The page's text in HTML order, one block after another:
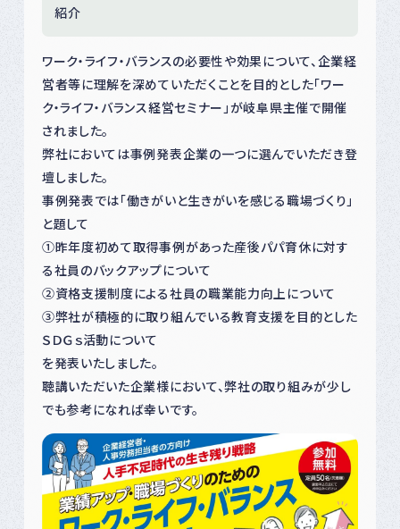
紹介
ワーク・ライフ・バランスの必要性や効果について、企業経
営者等に理解を深めていただくことを目的とした「ワー
ク・ライフ・バランス経営セミナー」が岐阜県主催で開催
されました。
弊社においては事例発表企業の一つに選んでいただき登
壇しました。
事例発表では「働きがいと生きがいを感じる職場づくり」
と題して
①昨年度初めて取得事例があった産後パパ育休に対す
る社員のバックアップについて
②資格支援制度による社員の職業能力向上について
③弊社が積極的に取り組んでいる教育支援を目的とした
ＳＤＧｓ活動について
を発表いたしました。
聴講いただいた企業様において、弊社の取り組みが少し
でも参考になれば幸いです。